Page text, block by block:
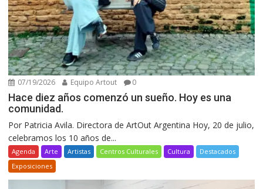
07/19/2026 Equipo Artout 0
Hace diez años comenzó un sueño. Hoy es una
comunidad.
Por Patricia Avila. Directora de ArtOut Argentina Hoy, 20 de julio,
celebramos los 10 años de...
Agenda Arte Artistas Centros Culturales Cultura
Destacados
Exposiciones